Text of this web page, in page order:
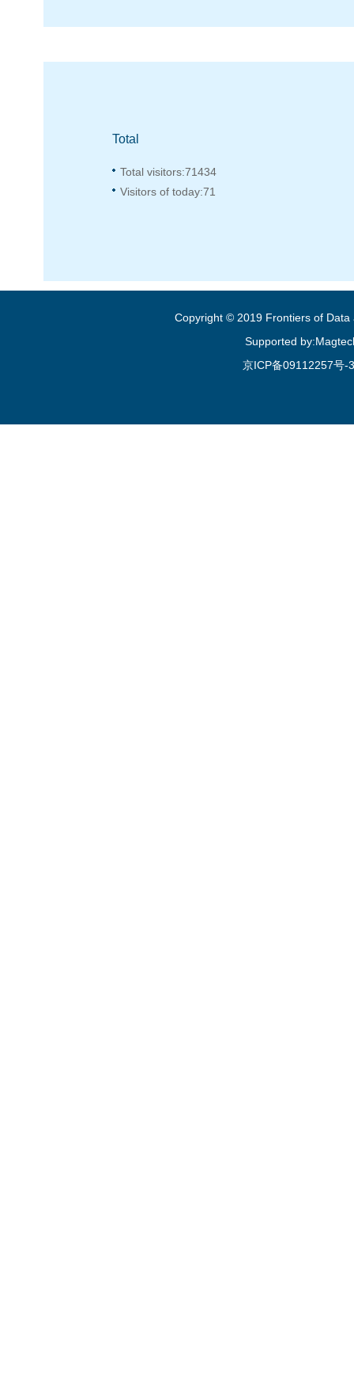
Total
Total visitors:71434
Visitors of today:71
Copyright © 2019 Frontiers of Data
Supported
京ICP备09112257号-